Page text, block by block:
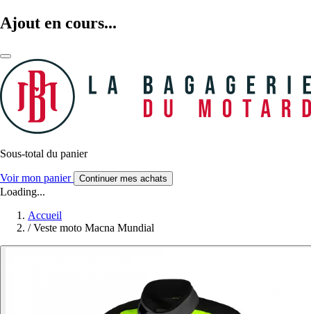
Ajout en cours...
Sous-total du panier
Voir mon panier Continuer mes achats
Loading...
Accueil
/ Veste moto Macna Mundial